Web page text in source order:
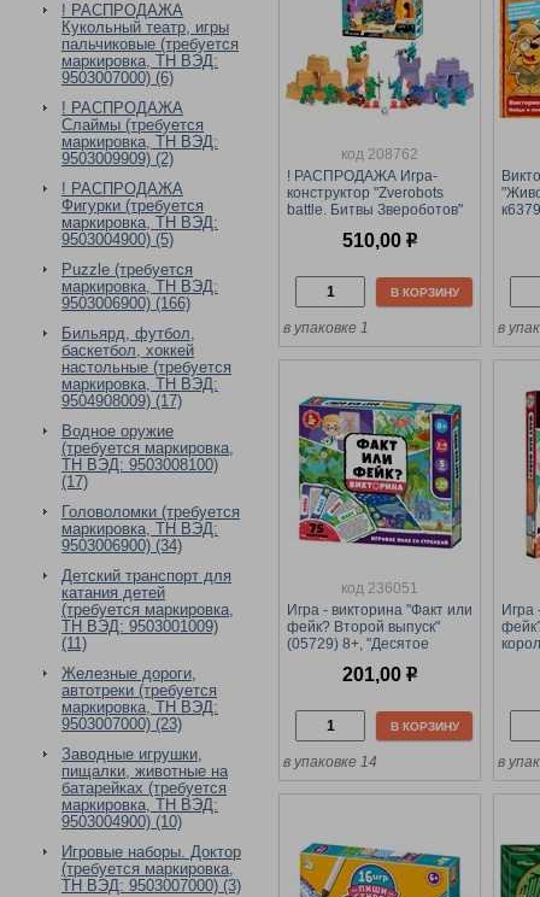
! РАСПРОДАЖА
Кукольный театр, игры
пальчиковые (требуется
маркировка, ТН ВЭД:
9503007000) (6)
! РАСПРОДАЖА
Слаймы (требуется
маркировка, ТН ВЭД:
9503009909) (2)
! РАСПРОДАЖА
Фигурки (требуется
маркировка, ТН ВЭД:
9503004900) (5)
Puzzle (требуется
маркировка, ТН ВЭД:
9503006900) (166)
Бильярд, футбол,
баскетбол, хоккей
настольные (требуется
маркировка, ТН ВЭД:
9504908009) (17)
Водное оружие
(требуется маркировка,
ТН ВЭД: 9503008100)
(17)
Головоломки (требуется
маркировка, ТН ВЭД:
9503006900) (34)
Детский транспорт для
катания детей
(требуется маркировка,
ТН ВЭД: 9503001009)
(11)
Железные дороги,
автотреки (требуется
маркировка, ТН ВЭД:
9503007000) (23)
Заводные игрушки,
пищалки, животные на
батарейках (требуется
маркировка, ТН ВЭД:
9503004900) (10)
Игровые наборы. Доктор
(требуется маркировка,
ТН ВЭД: 9503007000) (3)
код 208762
! РАСПРОДАЖА Игра-
конструктор "Zverobots
battle. Битвы Звероботов"
510,00 р
В КОРЗИНУ
в упаковке 1 в
код 236051
Игра - викторина "Факт или
фейк? Второй выпуск"
(05729) 8+, "Десятое
201,00 р
В КОРЗИНУ
в упаковке 14
Игра
в